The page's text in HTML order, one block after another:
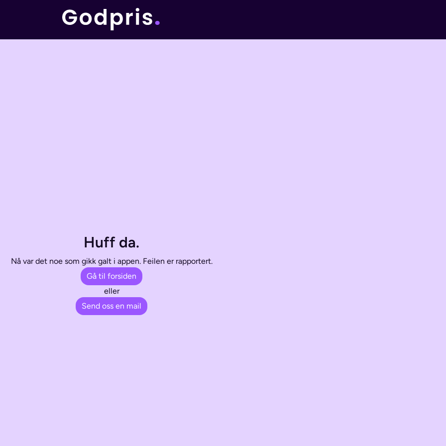
Huff da.
Nå var det noe som gikk galt i appen. Feilen er rapportert.
Gå til forsiden
eller
Send oss en mail